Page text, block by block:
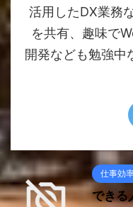
活用したDX業務
を共有、趣味で
開発なども勉強中
仕事効
できる